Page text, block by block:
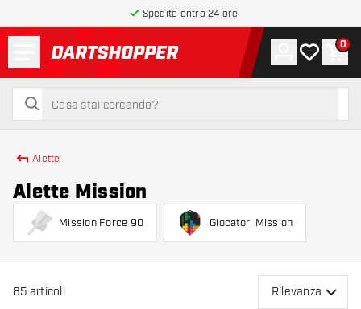
Spedito entro 24 ore
torna alla home page
cerca
cerca
Account
La mia0
Alette
Alette Mission
Mission Force 90 Giocatori Mission
85 articoli Rilevanza